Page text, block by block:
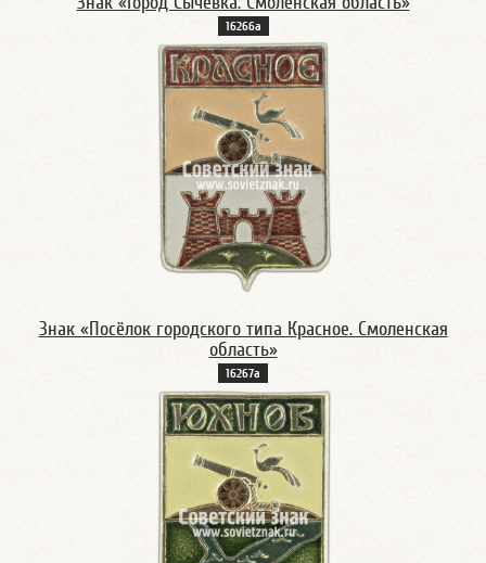
16266а
Знак «Посёлок городского типа Красное. Смоленская
область»
16267а